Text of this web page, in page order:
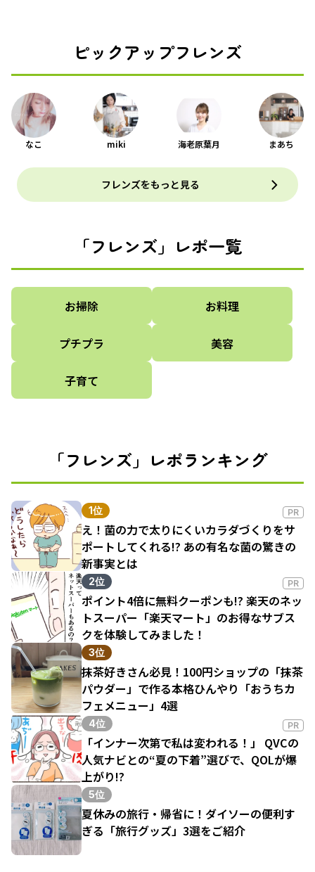
ピックアップフレンズ
なこ miki 海老原葉月 まあち
フレンズをもっと見る
「フレンズ」レポ一覧
お掃除 お料理
プチプラ 美容
子育て
「フレンズ」レポランキング
1位 PR
え！菌の力で太りにくいカラダづくりをサ
ポートしてくれる!? あの有名な菌の驚きの
新事実とは
2位 PR
ポイント4倍に無料クーポンも!? 楽天のネッ
トスーパー「楽天マート」のお得なサブス
クを体験してみました！
3位
抹茶好きさん必見！100円ショップの「抹茶
パウダー」で作る本格ひんやり「おうちカ
フェメニュー」4選
4位 PR
「インナー次第で私は変われる！」 QVCの
人気ナビとの“夏の下着”選びで、QOLが爆
上がり!?
5位
夏休みの旅行・帰省に！ダイソーの便利す
ぎる「旅行グッズ」3選をご紹介